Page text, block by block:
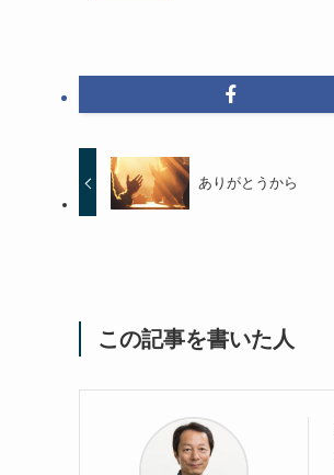
ありがとうから
この記事を書いた人